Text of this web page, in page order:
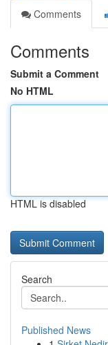
Comments
Comments
Submit a Comment
No HTML
HTML is disabled
Search
Published News